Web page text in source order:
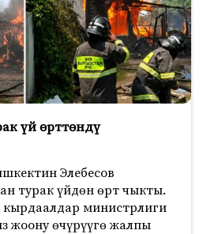
үй өрттөндү
Элебесов
турак үйдөн өрт чыкты.
кырдаалдар министрлиги
жоону өчүрүүгө жалпы